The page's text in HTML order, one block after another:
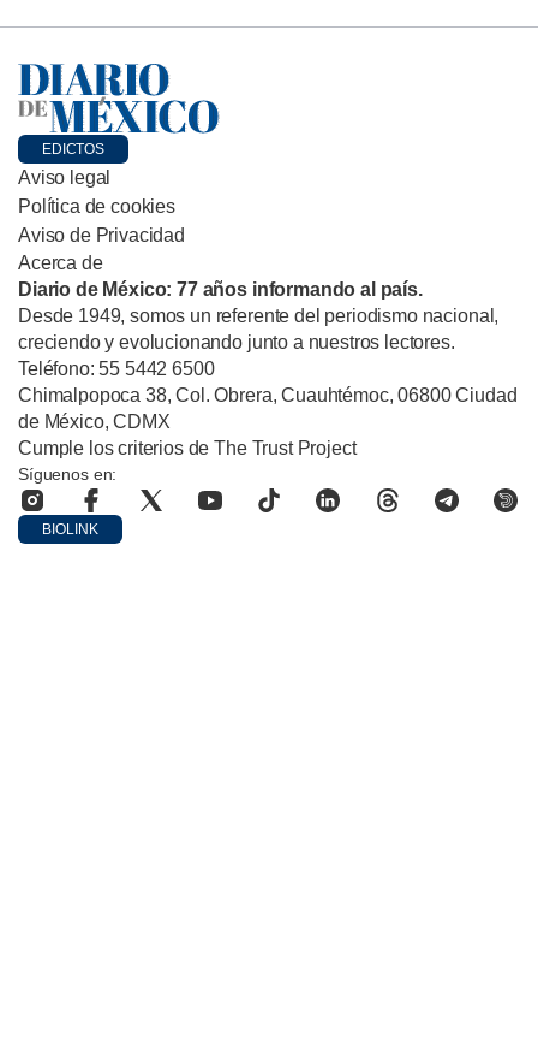
EDICTOS
Aviso legal
Política de cookies
Aviso de Privacidad
Acerca de
Diario de México: 77 años informando al país.
Desde 1949, somos un referente del periodismo nacional,
creciendo y evolucionando junto a nuestros lectores.
Teléfono: 55 5442 6500
Chimalpopoca 38, Col. Obrera, Cuauhtémoc, 06800 Ciudad
de México, CDMX
Cumple los criterios de The Trust Project
Síguenos en:
BIOLINK